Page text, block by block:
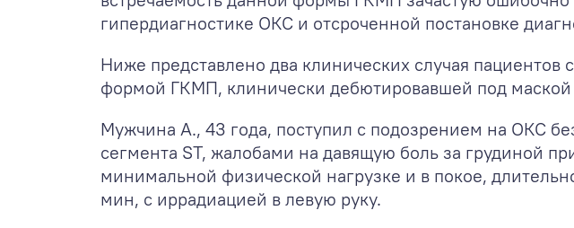
гипердиагностике ОКС и отсроченной постановке
Ниже представлено два клинических случая пациентов
формой ГКМП, клинически дебютировавшей под
Мужчина А., 43 года, поступил с подозрением на ОКС
сегмента ST, жалобами на давящую боль за грудиной
минимальной физической нагрузке и в покое,
мин, с иррадиацией в левую руку.